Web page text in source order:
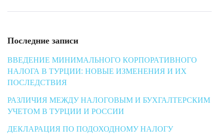
Последние записи
ВВЕДЕНИЕ МИНИМАЛЬНОГО КОРПОРАТИВНОГО
НАЛОГА В ТУРЦИИ: НОВЫЕ ИЗМЕНЕНИЯ И ИХ
ПОСЛЕДСТВИЯ
РАЗЛИЧИЯ МЕЖДУ НАЛОГОВЫМ И БУХГАЛТЕРСКИМ
УЧЕТОМ В ТУРЦИИ И РОССИИ
ДЕКЛАРАЦИЯ ПО ПОДОХОДНОМУ НАЛОГУ